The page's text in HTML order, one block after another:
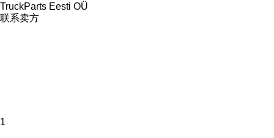
TruckParts Eesti OÜ
联系卖方
1